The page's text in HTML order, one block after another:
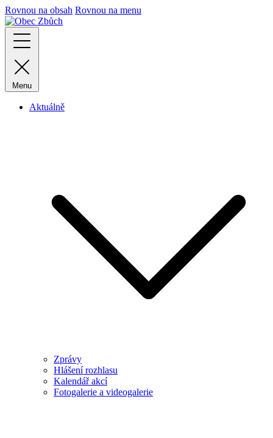
Rovnou na obsah Rovnou na menu
Menu
Aktuálně
Zprávy
Hlášení rozhlasu
Kalendář akcí
Fotogalerie a videogalerie